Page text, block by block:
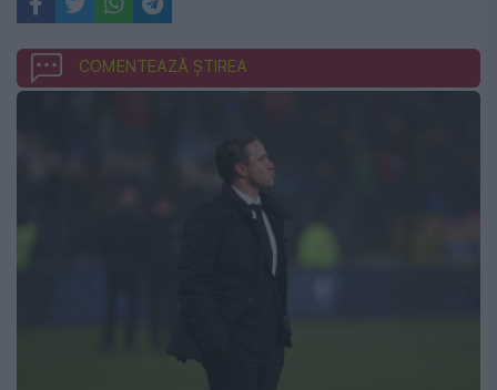
COMENTEAZĂ ȘTIREA